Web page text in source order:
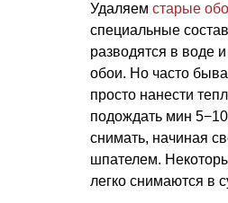
Удаляем старые
специальные
разводятся в воде
обои. Но часто
просто нанести
подождать мин
снимать, начиная
шпателем.
легко снимаются в